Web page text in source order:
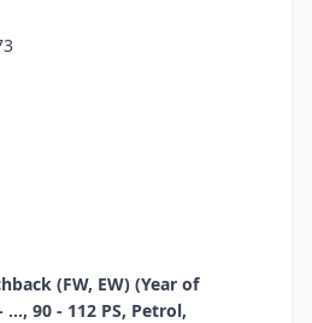
(FW, EW) (Year of
90 - 112 PS, Petrol,